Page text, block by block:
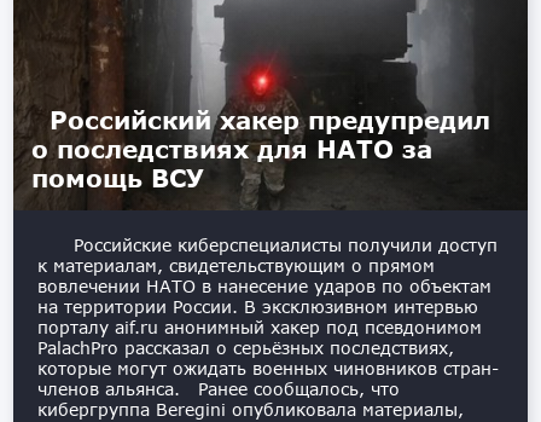
Российский хакер предупредил
о последствиях для НАТО за
помощь ВСУ
Российские киберспециалисты получили доступ
к материалам, свидетельствующим о прямом
вовлечении НАТО в нанесение ударов по объектам
на территории России. В эксклюзивном интервью
порталу aif.ru анонимный хакер под псевдонимом
PalachPro рассказал о серьёзных последствиях,
которые могут ожидать военных чиновников стран-
членов альянса. Ранее сообщалось, что
кибергруппа Beregini опубликовала материалы,